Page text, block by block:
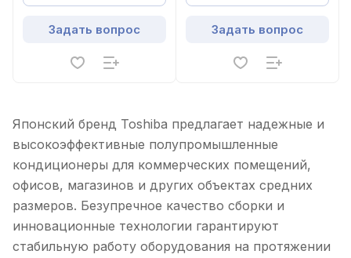
Задать вопрос Задать вопрос
Японский бренд Toshiba предлагает надежные и
высокоэффективные полупромышленные
кондиционеры для коммерческих помещений,
офисов, магазинов и других объектах средних
размеров. Безупречное качество сборки и
инновационные технологии гарантируют
стабильную работу оборудования на протяжении